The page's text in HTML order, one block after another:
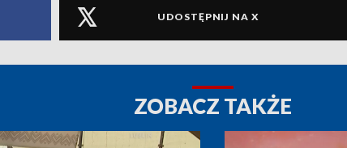
UDOSTĘPNIJ NA X
ZOBACZ TAKŻE